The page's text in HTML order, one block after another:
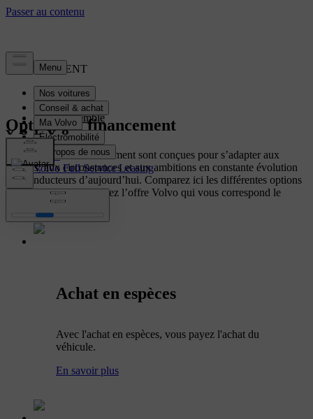
FINANCEMENT
Vue d’ensemble
Leasing
Volvo Car Own
Achat
Volvo Full Service Leasing
Options de financement
Nos solutions de financement sont conçues pour s’adapter aux
besoins, aux circonstances et aux ambitions en constante évolution
des conducteurs d’aujourd’hui. Comparez ici les différentes options
de financement et trouvez l’offre Volvo qui vous correspond le
Achat en espèces
Avec l'achat en espèces, vous payez l'achat du
véhicule.
En savoir plus